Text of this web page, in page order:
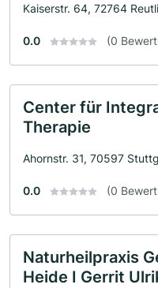
Kaiserstr. 64, 72764
0.0 (0
Center für
Therapie
Ahornstr. 31, 70597
0.0 (0
Naturheilpraxis
Heide I Gerrit